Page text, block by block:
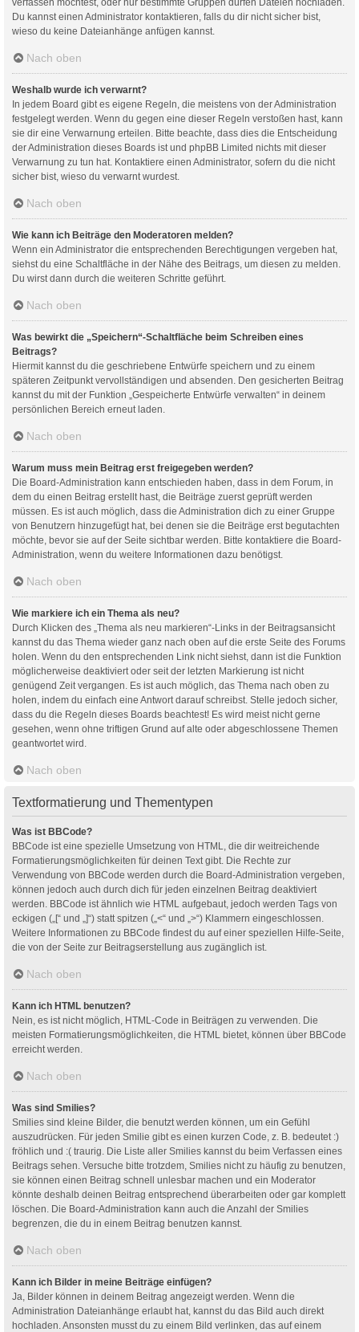
verfassen möchtest, oder nur bestimmte Gruppen dürfen Dateien hochladen.
Du kannst einen Administrator kontaktieren, falls du dir nicht sicher bist,
wieso du keine Dateianhänge anfügen kannst.
Nach oben
Weshalb wurde ich verwarnt?
In jedem Board gibt es eigene Regeln, die meistens von der Administration
festgelegt werden. Wenn du gegen eine dieser Regeln verstoßen hast, kann
sie dir eine Verwarnung erteilen. Bitte beachte, dass dies die Entscheidung
der Administration dieses Boards ist und phpBB Limited nichts mit dieser
Verwarnung zu tun hat. Kontaktiere einen Administrator, sofern du die nicht
sicher bist, wieso du verwarnt wurdest.
Nach oben
Wie kann ich Beiträge den Moderatoren melden?
Wenn ein Administrator die entsprechenden Berechtigungen vergeben hat,
siehst du eine Schaltfläche in der Nähe des Beitrags, um diesen zu melden.
Du wirst dann durch die weiteren Schritte geführt.
Nach oben
Was bewirkt die „Speichern“-Schaltfläche beim Schreiben eines
Beitrags?
Hiermit kannst du die geschriebene Entwürfe speichern und zu einem
späteren Zeitpunkt vervollständigen und absenden. Den gesicherten Beitrag
kannst du mit der Funktion „Gespeicherte Entwürfe verwalten“ in deinem
persönlichen Bereich erneut laden.
Nach oben
Warum muss mein Beitrag erst freigegeben werden?
Die Board-Administration kann entschieden haben, dass in dem Forum, in
dem du einen Beitrag erstellt hast, die Beiträge zuerst geprüft werden
müssen. Es ist auch möglich, dass die Administration dich zu einer Gruppe
von Benutzern hinzugefügt hat, bei denen sie die Beiträge erst begutachten
möchte, bevor sie auf der Seite sichtbar werden. Bitte kontaktiere die Board-
Administration, wenn du weitere Informationen dazu benötigst.
Nach oben
Wie markiere ich ein Thema als neu?
Durch Klicken des „Thema als neu markieren“-Links in der Beitragsansicht
kannst du das Thema wieder ganz nach oben auf die erste Seite des Forums
holen. Wenn du den entsprechenden Link nicht siehst, dann ist die Funktion
möglicherweise deaktiviert oder seit der letzten Markierung ist nicht
genügend Zeit vergangen. Es ist auch möglich, das Thema nach oben zu
holen, indem du einfach eine Antwort darauf schreibst. Stelle jedoch sicher,
dass du die Regeln dieses Boards beachtest! Es wird meist nicht gerne
gesehen, wenn ohne triftigen Grund auf alte oder abgeschlossene Themen
geantwortet wird.
Nach oben
Textformatierung und Thementypen
Was ist BBCode?
BBCode ist eine spezielle Umsetzung von HTML, die dir weitreichende
Formatierungsmöglichkeiten für deinen Text gibt. Die Rechte zur
Verwendung von BBCode werden durch die Board-Administration vergeben,
können jedoch auch durch dich für jeden einzelnen Beitrag deaktiviert
werden. BBCode ist ähnlich wie HTML aufgebaut, jedoch werden Tags von
eckigen („[“ und „]“) statt spitzen („<“ und „>“) Klammern eingeschlossen.
Weitere Informationen zu BBCode findest du auf einer speziellen Hilfe-Seite,
die von der Seite zur Beitragserstellung aus zugänglich ist.
Nach oben
Kann ich HTML benutzen?
Nein, es ist nicht möglich, HTML-Code in Beiträgen zu verwenden. Die
meisten Formatierungsmöglichkeiten, die HTML bietet, können über BBCode
erreicht werden.
Nach oben
Was sind Smilies?
Smilies sind kleine Bilder, die benutzt werden können, um ein Gefühl
auszudrücken. Für jeden Smilie gibt es einen kurzen Code, z. B. bedeutet :)
fröhlich und :( traurig. Die Liste aller Smilies kannst du beim Verfassen eines
Beitrags sehen. Versuche bitte trotzdem, Smilies nicht zu häufig zu benutzen,
sie können einen Beitrag schnell unlesbar machen und ein Moderator
könnte deshalb deinen Beitrag entsprechend überarbeiten oder gar komplett
löschen. Die Board-Administration kann auch die Anzahl der Smilies
begrenzen, die du in einem Beitrag benutzen kannst.
Nach oben
Kann ich Bilder in meine Beiträge einfügen?
Ja, Bilder können in deinem Beitrag angezeigt werden. Wenn die
Administration Dateianhänge erlaubt hat, kannst du das Bild auch direkt
hochladen. Ansonsten musst du zu einem Bild verlinken, das auf einem